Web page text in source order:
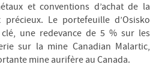
et conventions d’achat de la
Le portefeuille d’Osisko
une redevance de 5 % sur les
sur la mine Canadian Malartic,
mine aurifère au Canada.